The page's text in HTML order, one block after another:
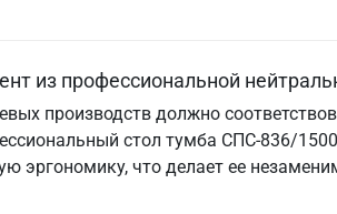
из профессиональной
производств должно
стол тумба СПС-836/
эргономику, что делает ее